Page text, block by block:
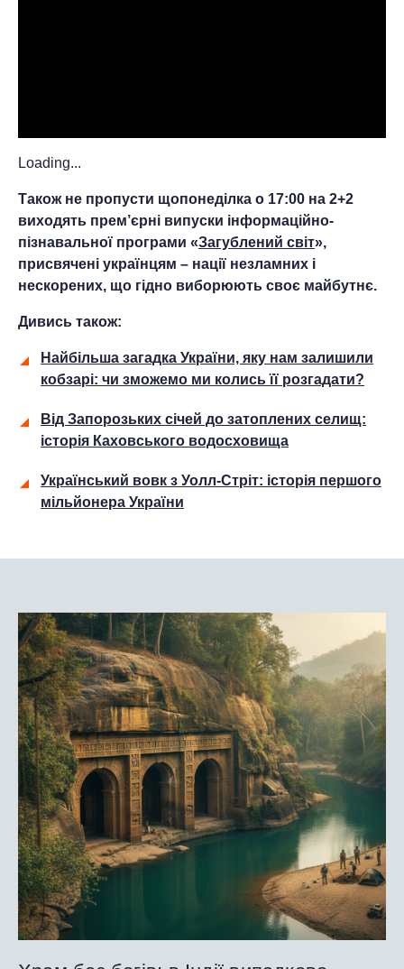
Loading...
Також не пропусти щопонеділка о 17:00 на 2+2
виходять прем’єрні випуски інформаційно-
пізнавальної програми «Загублений світ»,
присвячені українцям – нації незламних і
нескорених, що гідно виборюють своє майбутнє.
Дивись також:
Найбільша загадка України, яку нам залишили
кобзарі: чи зможемо ми колись її розгадати?
Від Запорозьких січей до затоплених селищ:
історія Каховського водосховища
Український вовк з Уолл-Стріт: історія першого
мільйонера України